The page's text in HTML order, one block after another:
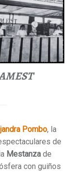
Pombo, la
de
Mestanzade
con guiños